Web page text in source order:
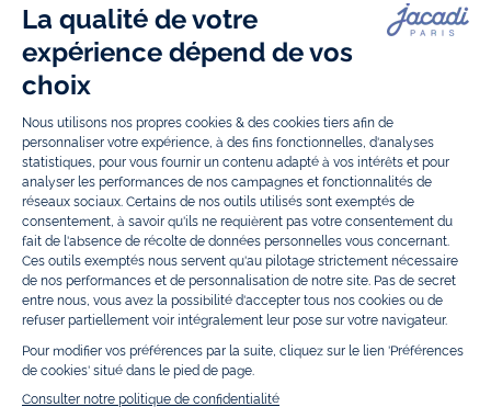
chaussettes et accessoires pour les
de 1 mois à 12 ans.
Découvrez nos collections mode et tendance pour filles et garçons.
Grâce àJacadi Seconde Vie, donnez une seconde vie à vos articles pour
enfants. Profitez aussi de nos collections spéciales fête de fin d’année et
trouvez des idées
Retrouvez nos idées
Bénéficiez également de prix réduits avec nos collections spéciales de
vêtements enfants en soldeset de notrecollection Outlettoute l’année.
Guettez lespromotions Prix Doux, une opération spéciale Jacadi avec
des vêtements enfant à prix tout ronds. Adhérez au programme de
Fidélité Jacadi afin de profiter desventes privées. Retrouvez la collection
Les Essentielset ses vêtements emblématiques aux couleurs de la
marque, la collectionReflexaux vêtements originaux et ludiques avec
des détails réfléchissants, la collectionSport Chicaussi innovante
qu'élégante, ainsi queles Petits tricotspour compléter le vestiaire de
bébé. Pour passer l’automne et l’hiver au chaud, Jacadi vous propose une
collection demanteaux bébé et enfantet dechaussures d'hiver. Pendant
lesJolis Jours, c’est l’occasion de retrouver la nouvelle collection Jacadi
bébé et enfant à prix doux. Un mariage, un baptême, une communion de
prévue ? Trouvez unetenue de cérémoniepour votre enfant. Retrouvez
les sacsTohana, confectionnés en partenariat avec l'Association
malgache Tohana et soutenez un projet permettant à des mamans en
situation de grande précarité d’apprendre le métier de couturière.